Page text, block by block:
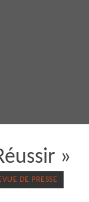
»
DE PRESSE